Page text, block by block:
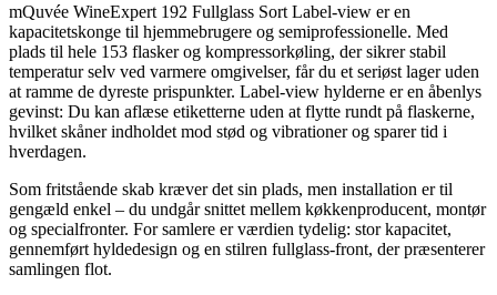
mQuvée WineExpert 192 Fullglass Sort Label-view er en
kapacitetskonge til hjemmebrugere og semiprofessionelle. Med
plads til hele 153 flasker og kompressorkøling, der sikrer stabil
temperatur selv ved varmere omgivelser, får du et seriøst lager uden
at ramme de dyreste prispunkter. Label-view hylderne er en åbenlys
gevinst: Du kan aflæse etiketterne uden at flytte rundt på flaskerne,
hvilket skåner indholdet mod stød og vibrationer og sparer tid i
hverdagen.
Som fritstående skab kræver det sin plads, men installation er til
gengæld enkel – du undgår snittet mellem køkkenproducent, montør
og specialfronter. For samlere er værdien tydelig: stor kapacitet,
gennemført hyldedesign og en stilren fullglass-front, der præsenterer
samlingen flot.